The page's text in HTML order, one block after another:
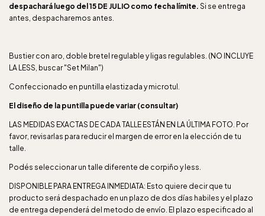
despachará luego del 15 DE JULIO como fecha límite. Si se entrega
antes, despacharemos antes.
Bustier con aro, doble bretel regulable y ligas regulables. (NO INCLUYE
LA LESS, buscar "Set Milan")
Confeccionado en puntilla elastizada y microtul.
El diseño de la puntilla puede variar (consultar)
LAS MEDIDAS EXACTAS DE CADA TALLE ESTÁN EN LA ÚLTIMA FOTO. Por
favor, revisarlas para reducir el margen de error en la elección de tu
talle.
Podés seleccionar un talle diferente de corpiño y less.
DISPONIBLE PARA ENTREGA INMEDIATA: Esto quiere decir que tu
producto será despachado en un plazo de dos días habiles y el plazo
de entrega dependerá del metodo de envío. El plazo especificado al